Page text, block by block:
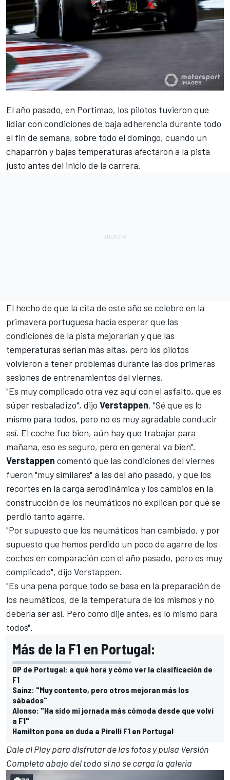
El año pasado, en Portimao, los pilotos tuvieron que
lidiar con condiciones de baja adherencia durante todo
el fin de semana, sobre todo el domingo, cuando un
chaparrón y bajas temperaturas afectaron a la pista
justo antes del inicio de la carrera.
El hecho de que la cita de este año se celebre en la
primavera portuguesa hacía esperar que las
condiciones de la pista mejorarían y que las
temperaturas serían más altas, pero los pilotos
volvieron a tener problemas durante las dos primeras
sesiones de entrenamientos del viernes.
"Es muy complicado otra vez aquí con el asfalto, que es
súper resbaladizo", dijo Verstappen. "Sé que es lo
mismo para todos, pero no es muy agradable conducir
así. El coche fue bien, aún hay que trabajar para
mañana, eso es seguro, pero en general va bien".
Verstappen comentó que las condiciones del viernes
fueron "muy similares" a las del año pasado, y que los
recortes en la carga aerodinámica y los cambios en la
construcción de los neumáticos no explican por qué se
perdió tanto agarre.
"Por supuesto que los neumáticos han cambiado, y por
supuesto que hemos perdido un poco de agarre de los
coches en comparación con el año pasado, pero es muy
complicado", dijo Verstappen.
"Es una pena porque todo se basa en la preparación de
los neumáticos, de la temperatura de los mismos y no
debería ser así. Pero como dije antes, es lo mismo para
todos".
Más de la F1 en Portugal:
GP de Portugal: a qué hora y cómo ver la clasificación de
F1
Sainz: "Muy contento, pero otros mejoran más los
sábados"
Alonso: "Ha sido mi jornada más cómoda desde que volví
a F1"
Hamilton pone en duda a Pirelli F1 en Portugal
Dale al Play para disfrutar de las fotos y pulsa Versión
Completa abajo del todo si no se carga la galería